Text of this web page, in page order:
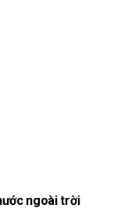
ngoài trời